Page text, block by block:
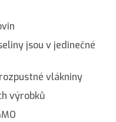
jsou v jedinečné
vlákniny
výrobků